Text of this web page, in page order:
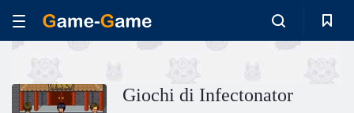
Giochi di Infectonator